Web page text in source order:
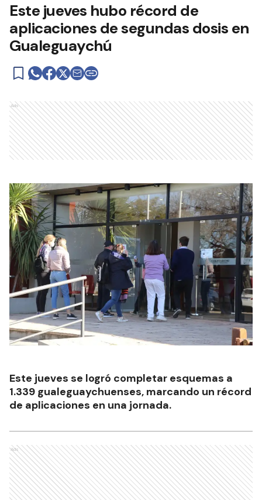
Este jueves hubo récord de
aplicaciones de segundas dosis en
Gualeguaychú
Ads
Este jueves se logró completar esquemas a
1.339 gualeguaychuenses, marcando un récord
de aplicaciones en una jornada.
Ads